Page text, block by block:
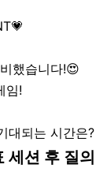
했습니다!😍
임!
대되는 시간은?
세션 후 질의